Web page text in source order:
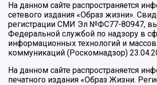
На данном сайте распространяется
сетевого издания «Образ жизни».
регистрации СМИ Эл №ФС77-80947,
Федеральной службой по надзору в
информационных технологий и
коммуникаций (Роскомнадзор)
На данном сайте распространяется
печатного издания «Образ Жизни.